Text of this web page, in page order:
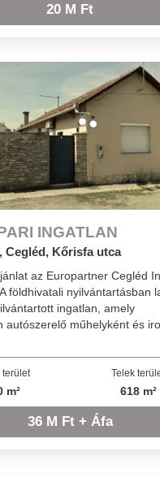
20 M Ft
INGATLAN
Cegléd, Kőrisfa utca
az Europartner Cegléd
földhivatali nyilvántartásban
ingatlan, amely
autószerelő műhelyként és
terület
m²
Telek
618 m²
36 M Ft + Áfa